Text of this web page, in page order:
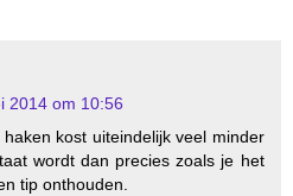
2014 om 10:56
kost uiteindelijk veel minder
wordt dan precies zoals je het
tip onthouden.